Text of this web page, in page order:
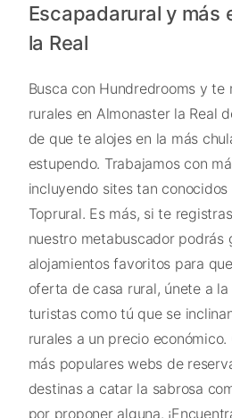
Escapadarural y más
la Real
Busca con Hundredrooms y te
rurales en Almonaster la Real
de que te alojes en la más
estupendo. Trabajamos con
incluyendo sites tan conocidos
Toprural. Es más, si te
nuestro metabuscador podrás
alojamientos favoritos para
oferta de casa rural, únete a
turistas como tú que se
rurales a un precio
más populares webs de
destinas a catar la sabrosa
por proponer alguna.